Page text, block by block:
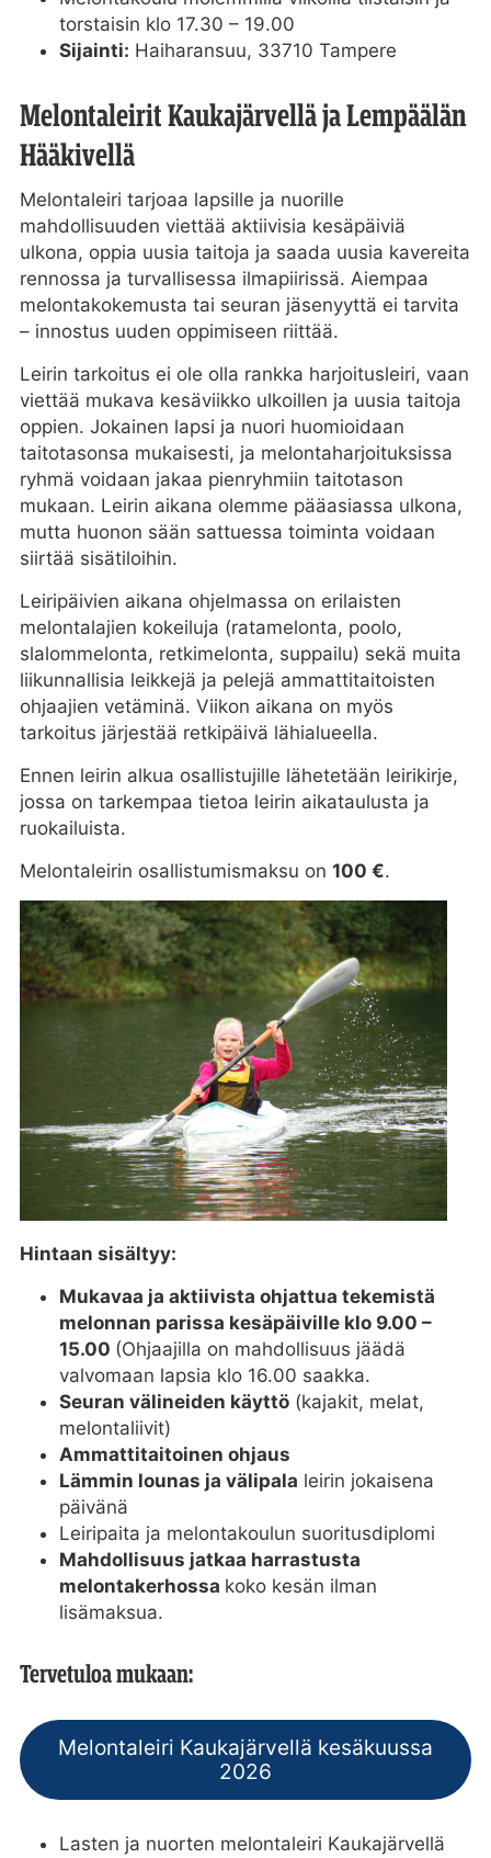
torstaisin klo 17.30 – 19.00
Sijainti: Haiharansuu, 33710 Tampere
Melontaleirit Kaukajärvellä ja Lempäälän
Hääkivellä
Melontaleiri tarjoaa lapsille ja nuorille
mahdollisuuden viettää aktiivisia kesäpäiviä
ulkona, oppia uusia taitoja ja saada uusia kavereita
rennossa ja turvallisessa ilmapiirissä. Aiempaa
melontakokemusta tai seuran jäsenyyttä ei tarvita
– innostus uuden oppimiseen riittää.
Leirin tarkoitus ei ole olla rankka harjoitusleiri, vaan
viettää mukava kesäviikko ulkoillen ja uusia taitoja
oppien. Jokainen lapsi ja nuori huomioidaan
taitotasonsa mukaisesti, ja melontaharjoituksissa
ryhmä voidaan jakaa pienryhmiin taitotason
mukaan. Leirin aikana olemme pääasiassa ulkona,
mutta huonon sään sattuessa toiminta voidaan
siirtää sisätiloihin.
Leiripäivien aikana ohjelmassa on erilaisten
melontalajien kokeiluja (ratamelonta, poolo,
slalommelonta, retkimelonta, suppailu) sekä muita
liikunnallisia leikkejä ja pelejä ammattitaitoisten
ohjaajien vetäminä. Viikon aikana on myös
tarkoitus järjestää retkipäivä lähialueella.
Ennen leirin alkua osallistujille lähetetään leirikirje,
jossa on tarkempaa tietoa leirin aikataulusta ja
ruokailuista.
Melontaleirin osallistumismaksu on 100 €.
Hintaan sisältyy:
Mukavaa ja aktiivista ohjattua tekemistä
melonnan parissa kesäpäiville klo 9.00 –
15.00 (Ohjaajilla on mahdollisuus jäädä
valvomaan lapsia klo 16.00 saakka.
Seuran välineiden käyttö(kajakit, melat,
melontaliivit)
Ammattitaitoinen ohjaus
Lämmin lounas ja välipala leirin jokaisena
päivänä
Leiripaita ja melontakoulun suoritusdiplomi
Mahdollisuus jatkaa harrastusta
melontakerhossa koko kesän ilman
lisämaksua.
Tervetuloa mukaan:
Melontaleiri Kaukajärvellä kesäkuussa
2026
Lasten ja nuorten melontaleiri Kaukajärvellä